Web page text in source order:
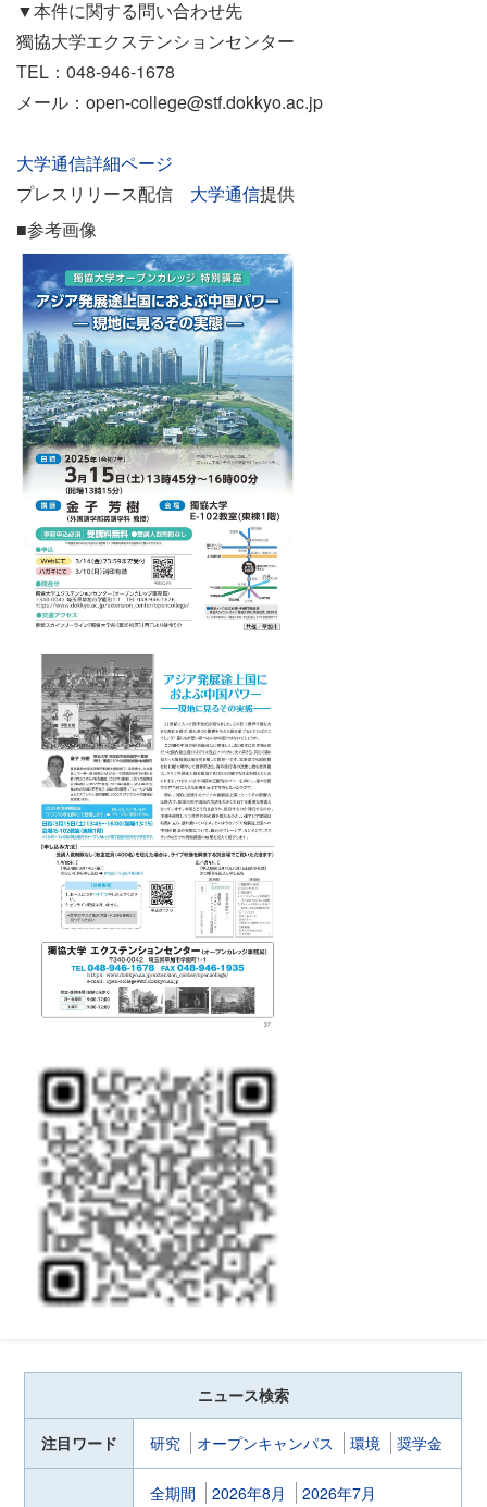
▼本件に関する問い合わせ先
獨協大学エクステンションセンター
TEL：048-946-1678
メール：open-college@stf.dokkyo.ac.jp
大学通信詳細ページ
プレスリリース配信 大学通信提供
■参考画像
ニュース検索
注目ワード 研究 オープンキャンパス 環境 奨学金
全期間 2026年8月
2026年7月